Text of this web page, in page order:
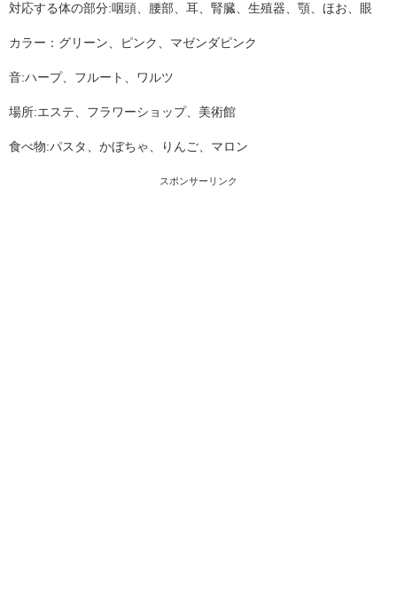
対応する体の部分:咽頭、腰部、耳、腎臓、生殖器、顎、ほお、眼
カラー：グリーン、ピンク、マゼンダピンク
音:ハープ、フルート、ワルツ
場所:エステ、フラワーショップ、美術館
食べ物:パスタ、かぼちゃ、りんご、マロン
スポンサーリンク